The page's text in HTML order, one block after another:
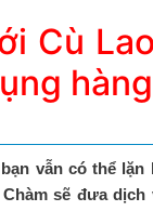
Du
Cù
vẫn có thể
Chàm sẽ đưa